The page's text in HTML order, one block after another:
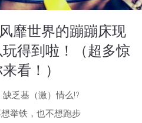
靡世界的蹦蹦床现
得到啦！（超多惊
看！）
缺乏基（激）情么⁉
举铁，也不想跑步